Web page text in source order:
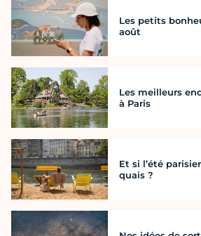
Les petits
août
Les meilleurs
à Paris
Et si l’été
quais ?